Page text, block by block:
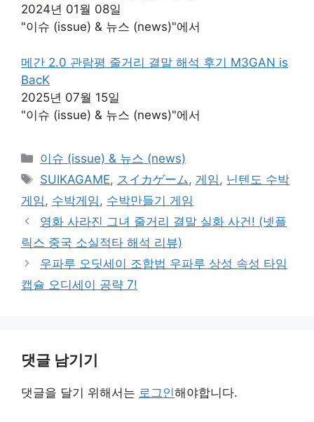
2024년 01월 08일
"이슈 (issue) & 뉴스 (news)"에서
메간 2.0 관람평 줄거리 결말 해석 후기 M3GAN is
BacK
2025년 07월 15일
"이슈 (issue) & 뉴스 (news)"에서
카
테
리
이슈 (issue) & 뉴스 (news)
태
그
SUIKAGAME, スイカゲーム , 게임 , 닌텐도 수박
게임 , 수박게임 , 수박만들기 게임
영화 사라진 그녀 줄거리 결말 실화 사건! (넷플
릭스 중국 소실적타 해석 리뷰)
우파루 오딧세이 조합법 우파루 상성 속성 타임
캡슐 오디세이 공략 7!
댓글 남기기
댓글을 달기 위해서는 로그인해야합니다.